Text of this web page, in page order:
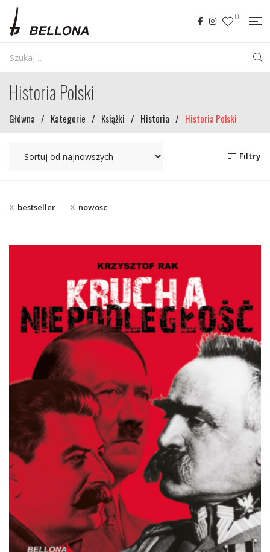
0
Historia Polski
Główna / Kategorie / Książki / Historia / Historia Polski
Filtry
bestseller nowosc